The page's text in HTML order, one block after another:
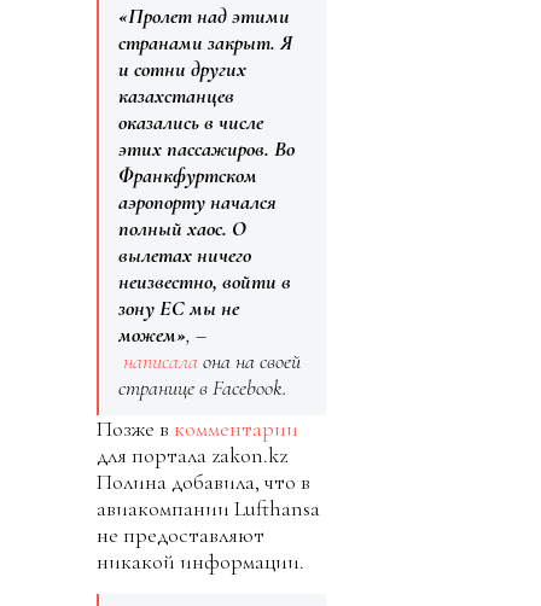
«Пролет над этими
странами закрыт. Я
и сотни других
казахстанцев
оказались в числе
этих пассажиров. Во
Франкфуртском
аэропорту начался
полный хаос. О
вылетах ничего
неизвестно, войти в
зону ЕС мы не
можем», –
написала она на своей
странице в Facebook.
Позже в комментарии
для портала zakon.kz
Полина добавила, что в
авиакомпании Lufthansa
не предоставляют
никакой информации.